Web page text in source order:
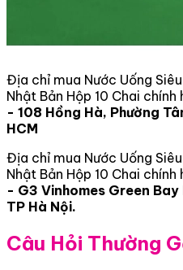
Địa chỉ mua Nước Uống
Nhật Bản Hộp 10 Chai chính
- 108 Hồng Hà, Phường
HCM
Địa chỉ mua Nước Uống
Nhật Bản Hộp 10 Chai chính
- G3 Vinhomes Green
TP Hà Nội.
Câu Hỏi Thường